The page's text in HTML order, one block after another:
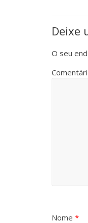
Deixe
O seu
Nome *